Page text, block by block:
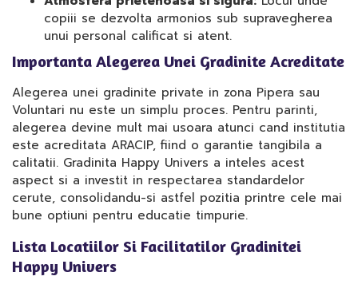
copiii se dezvolta armonios sub supravegherea
unui personal calificat si atent.
Importanta Alegerea Unei Gradinite Acreditate
Alegerea unei gradinite private in zona Pipera sau
Voluntari nu este un simplu proces. Pentru parinti,
alegerea devine mult mai usoara atunci cand institutia
este acreditata ARACIP, fiind o garantie tangibila a
calitatii. Gradinita Happy Univers a inteles acest
aspect si a investit in respectarea standardelor
cerute, consolidandu-si astfel pozitia printre cele mai
bune optiuni pentru educatie timpurie.
Lista Locatiilor Si Facilitatilor Gradinitei
Happy Univers